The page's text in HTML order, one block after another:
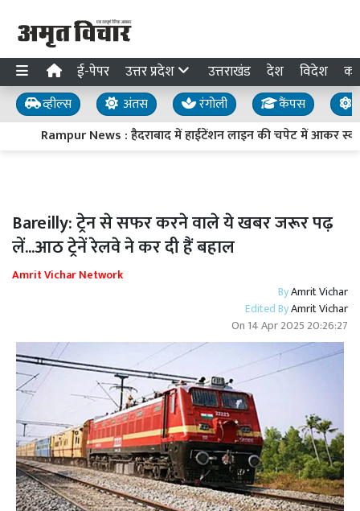
ई-पेपर उत्तर प्रदेश उत्तराखंड देश विदेश
व्हील्स अंतस रंगोली कैंपस
Rampur News : हैदराबाद में हाईटेंशन लाइन की चपेट में आकर
Bareilly: ट्रेन से सफर करने वाले ये खबर जरूर पढ़
लें...आठ ट्रेनें रेलवे ने कर दी हैं बहाल
Amrit Vichar Network
ByAmrit Vichar
Edited ByAmrit Vichar
On 14 Apr 2025 20:26:27